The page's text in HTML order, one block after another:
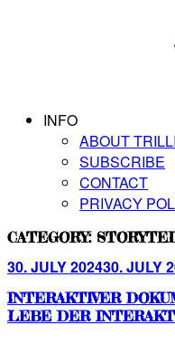
INFO
ABOUT
SUBSCRIBE
CONTACT
PRIVACY
CATEGORY:
Posted
30. JULY 202430. JULY
INTERAKTIVER
LEBE DER